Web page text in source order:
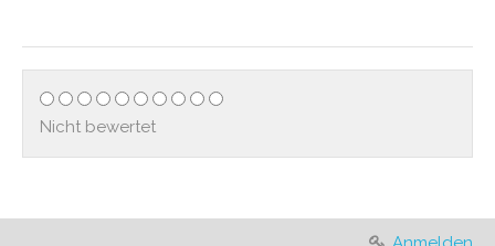
Nicht bewertet